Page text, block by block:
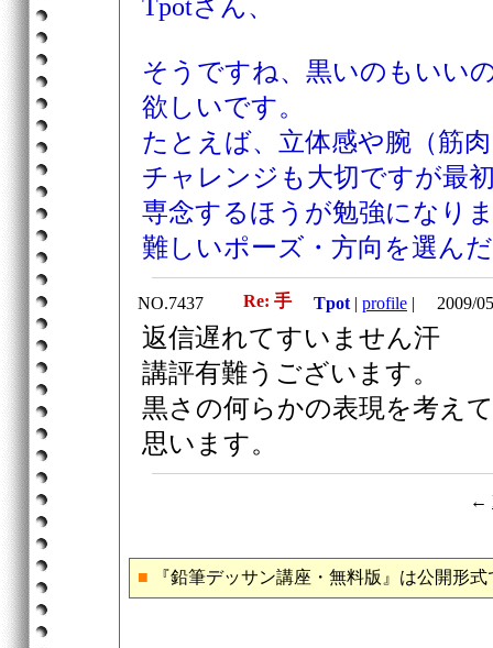
Tpotさん、
そうですね、黒いのもいい
欲しいです。
たとえば、立体感や腕（筋
チャレンジも大切ですが最
専念するほうが勉強になり
難しいポーズ・方向を選ん
NO.7437 Re: 手 Tpot | profile | 2009/
返信遅れてすいません汗
講評有難うございます。
黒さの何らかの表現を考え
思います。
←
■ 『鉛筆デッサン講座・無料版』は公開形